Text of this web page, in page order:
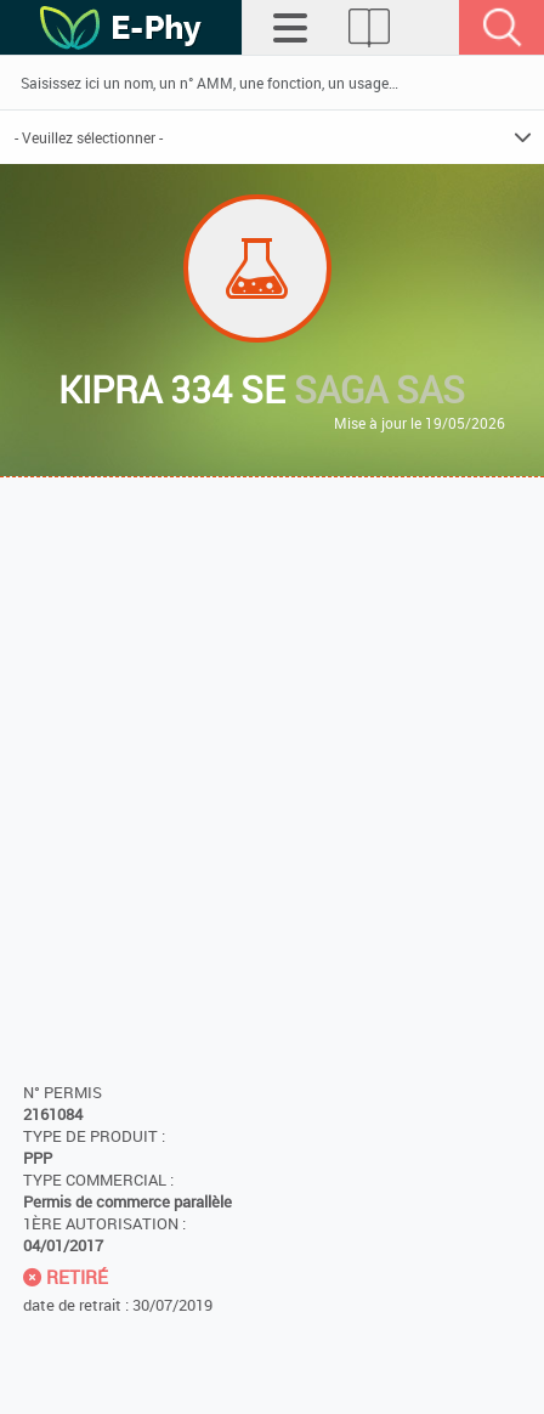
KIPRA 334 SESAGA SAS
Mise à jour le 19/05/2026
N° PERMIS
2161084
TYPE DE PRODUIT :
PPP
TYPE COMMERCIAL :
Permis de commerce parallèle
1ÈRE AUTORISATION :
04/01/2017
RETIRÉ
date de retrait : 30/07/2019